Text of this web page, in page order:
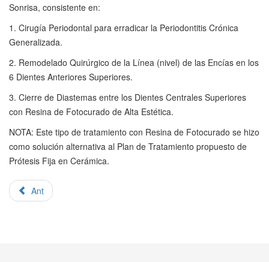
Sonrisa, consistente en:
1. Cirugía Periodontal para erradicar la Periodontitis Crónica
Generalizada.
2. Remodelado Quirúrgico de la Línea (nivel) de las Encías en los
6 Dientes Anteriores Superiores.
3. Cierre de Diastemas entre los Dientes Centrales Superiores
con Resina de Fotocurado de Alta Estética.
NOTA: Este tipo de tratamiento con Resina de Fotocurado se hizo
como solución alternativa al Plan de Tratamiento propuesto de
Prótesis Fija en Cerámica.
Ant